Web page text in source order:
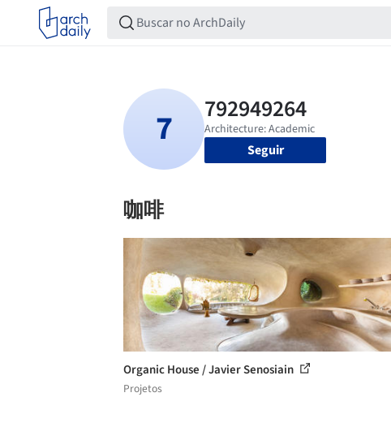
Seguir
咖啡
Organic House / Javier Senosiain
Projetos